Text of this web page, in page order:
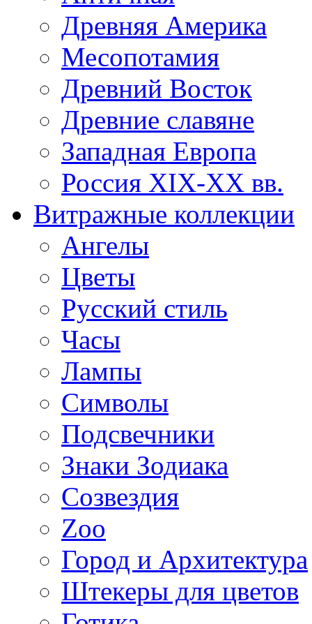
Древняя Америка
Месопотамия
Древний Восток
Древние славяне
Западная Европа
Россия XIX-XX вв.
Витражные коллекции
Ангелы
Цветы
Русский стиль
Часы
Лампы
Символы
Подсвечники
Знаки Зодиака
Созвездия
Zoo
Город и Архитектура
Штекеры для цветов